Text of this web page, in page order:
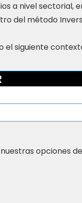
a nivel sectorial,
del método
el siguiente
opciones